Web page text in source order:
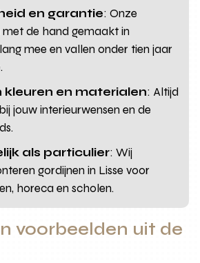
en garantie: Onze
de hand gemaakt in
mee en vallen onder tien jaar
kleuren en materialen: Altijd
jouw interieurwensen en de
als particulier: Wij
gordijnen in Lisse voor
horeca en scholen.
voorbeelden uit de